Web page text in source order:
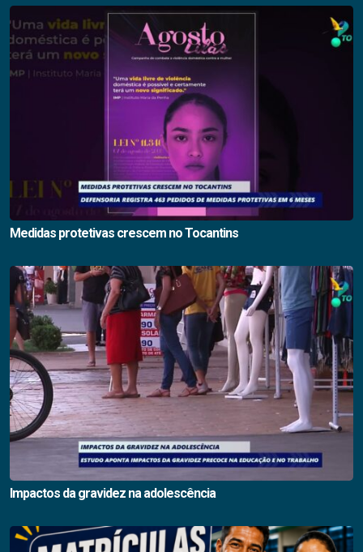
Medidas protetivas crescem no Tocantins
Impactos da gravidez na adolescência